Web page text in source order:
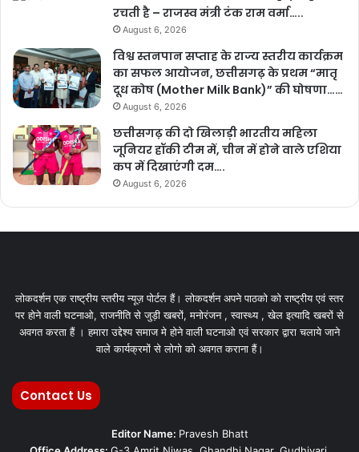
रचती है – राजस्व मंत्री टंक राम वर्मा…..
August 6, 2026
विश्व स्तनपान सप्ताह के राज्य स्तरीय कार्यक्रम
का सफल आयोजन, छत्तीसगढ़ के प्रथम “मातृ
दूध कोष (Mother Milk Bank)” की घोषणा……
August 6, 2026
छत्तीसगढ़ की दो खिलाड़ी भारतीय महिला
जूनियर हॉकी टीम में, चीन में होने वाले एशिया
कप में दिखाएंगी दम….
August 6, 2026
लोकदर्शन एक राष्ट्रीय स्तरीय न्यूज़ पोर्टल हैं। लोकदर्शन अपने पाठको को राष्ट्रीय एवं स्तर
पर होने वाली घटनाओ, राजनीति से जुड़ी खबरों, मनोरंजन , स्वास्थ्य , खेल इत्यादि खबरों से
अवगत करता हैं । हमारा उद्देश्य समाज मे होने वाली घटनाओ एवं सरकार द्वारा चलाये जाने
वाले कार्यक्रमों से लोगो को अवगत कराना हैं।
Contact Us
Editor Name: Pravesh Bhatt